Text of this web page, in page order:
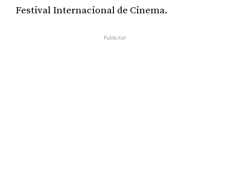
Festival Internacional de Cinema.
Publicitat